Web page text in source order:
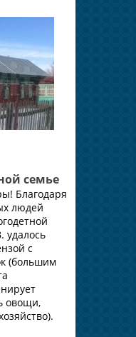
семье
Благодаря
людей
удалось
с
(большим
овощи,